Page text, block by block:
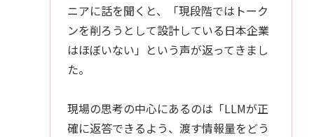
ニアに話を聞くと、「現段階ではトーク
ンを削ろうとして設計している日本企業
はほぼいない」という声が返ってきまし
た。
現場の思考の中心にあるのは「LLMが正
確に返答できるよう、渡す情報量をどう